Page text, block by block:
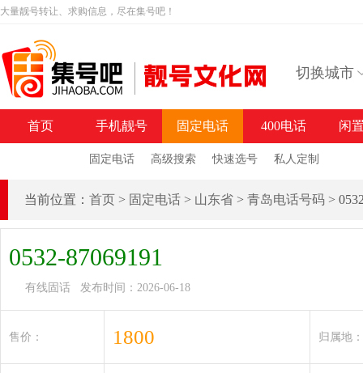
大量靓号转让、求购信息，尽在集号吧！
切换城市
首页 手机靓号 固定电话
固定电话 高级搜索 快速选号 私人定制
400电话 闲
当前位置： 首页 > 固定电话 > 山东省 > 青岛电话号码 >
0532-87069191
有线固话 发布时间：2026-06-18
售价： 1800 归属地：